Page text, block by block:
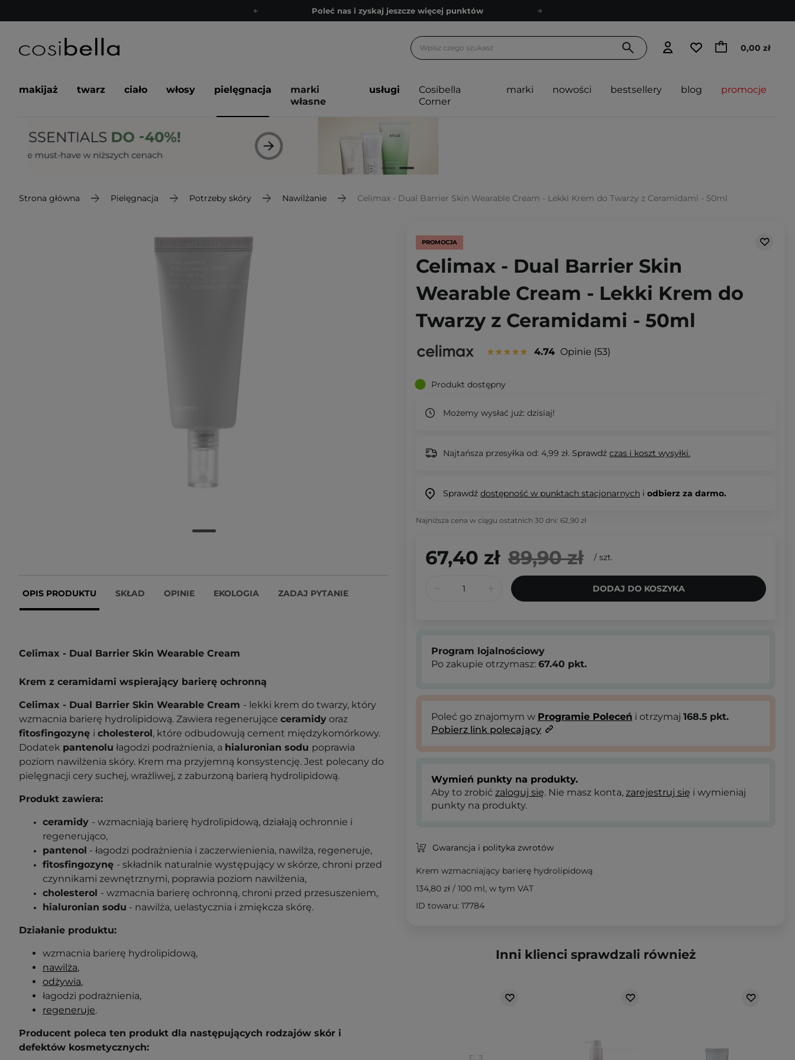
Poleć nas i zyskaj jeszcze więcej punktów
Bezpłatne konsultacje kosmetologiczne
Poleć nas i zyskaj jeszcze więcej punktów
Zapisz się na newsletter pełen porad
0,00 zł
makijaż twarz ciało włosy pielęgnacja
marki
własne
usługi
Cosibella
Corner
marki nowości bestsellery blog promocje
Strona główna Pielęgnacja Potrzeby skóry Nawilżanie Celimax - Dual Barrier Skin Wearable Cream - Lekki Krem do Twarzy z Ceramidami - 50ml
OPIS PRODUKTU SKŁAD OPINIE EKOLOGIA ZADAJ PYTANIE
Celimax - Dual Barrier Skin Wearable Cream
Krem z ceramidami wspierający barierę ochronną
Celimax - Dual Barrier Skin Wearable Cream - lekki krem do twarzy, który
wzmacnia barierę hydrolipidową. Zawiera regenerujące ceramidy oraz
fitosfingozynę i cholesterol, które odbudowują cement międzykomórkowy.
Dodatek pantenolu łagodzi podrażnienia, a hialuronian sodu poprawia
poziom nawilżenia skóry. Krem ma przyjemną konsystencję. Jest polecany do
pielęgnacji cery suchej, wrażliwej, z zaburzoną barierą hydrolipidową.
Produkt zawiera:
ceramidy - wzmacniają barierę hydrolipidową, działają ochronnie i
regenerująco,
pantenol - łagodzi podrażnienia i zaczerwienienia, nawilża, regeneruje,
fitosfingozynę - składnik naturalnie występujący w skórze, chroni przed
czynnikami zewnętrznymi, poprawia poziom nawilżenia,
cholesterol - wzmacnia barierę ochronną, chroni przed przesuszeniem,
hialuronian sodu - nawilża, uelastycznia i zmiękcza skórę.
Działanie produktu:
wzmacnia barierę hydrolipidową,
nawilża,
odżywia,
łagodzi podrażnienia,
regeneruje.
Producent poleca ten produkt dla następujących rodzajów skór i
defektów kosmetycznych:
PROMOCJA
Celimax - Dual Barrier Skin
Wearable Cream - Lekki Krem do
Twarzy z Ceramidami - 50ml
4.74 Opinie 53
Produkt dostępny
Możemy wysłać już: dzisiaj!
Najtańsza przesyłka od: 4,99 zł. Sprawdź czas i koszt wysyłki.
Sprawdź dostępność w punktach stacjonarnych i odbierz za darmo.
Najniższa cena w ciągu ostatnich 30 dni: 62,90 zł
67,40 zł 89,90 zł / szt.
DODAJ DO KOSZYKA
Program lojalnościowy
Po zakupie otrzymasz: 67.40 pkt.
Poleć go znajomym w Programie Poleceń i otrzymaj 168.5 pkt.
Pobierz link polecający
Wymień punkty na produkty.
Aby to zrobić zaloguj się. Nie masz konta, zarejestruj się i wymieniaj
punkty na produkty.
Gwarancja i polityka zwrotów
Krem wzmacniający barierę hydrolipidową
134,80 zł / 100 ml, w tym VAT
ID towaru: 17784
Inni klienci sprawdzali również